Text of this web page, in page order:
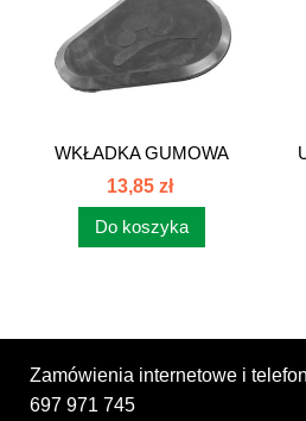
WKŁADKA GUMOWA
OTWORU W MASCE...
13,85 zł
Do koszyka
Zamówienia internetowe i
697 971 745